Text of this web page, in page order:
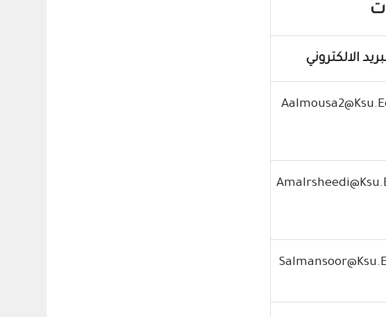
الالكتروني